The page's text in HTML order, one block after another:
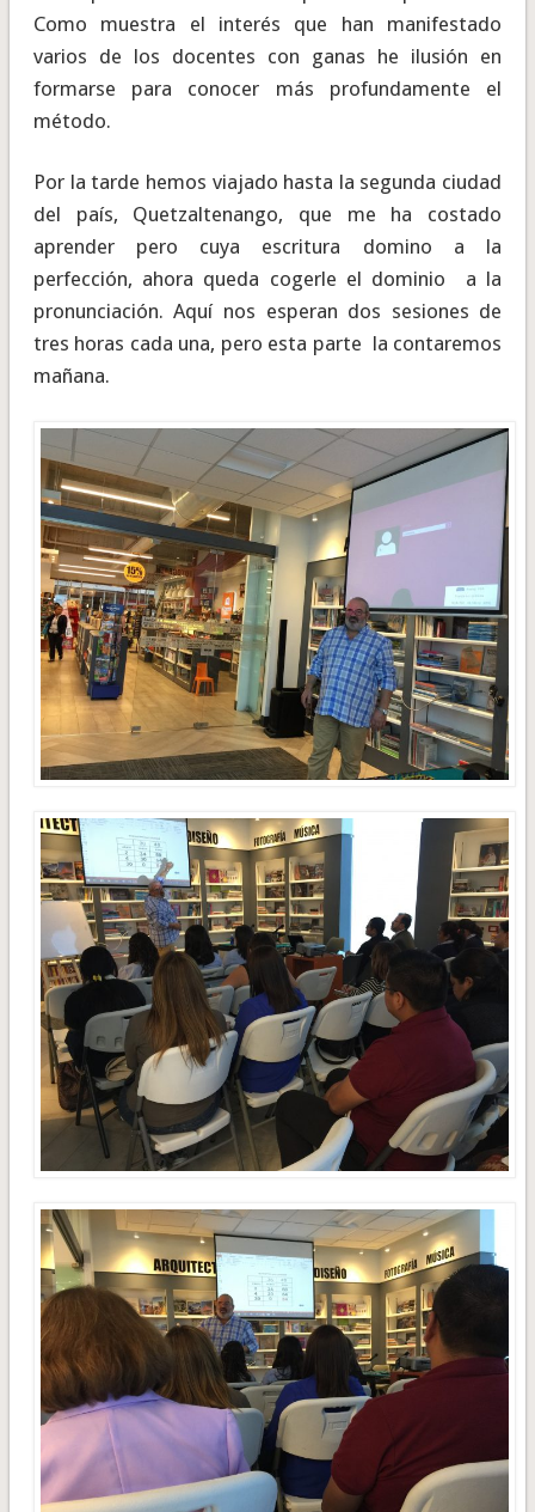
Como muestra el interés que han manifestado
varios de los docentes con ganas he ilusión en
formarse para conocer más profundamente el
método.
Por la tarde hemos viajado hasta la segunda ciudad
del país, Quetzaltenango, que me ha costado
aprender pero cuya escritura domino a la
perfección, ahora queda cogerle el dominio a la
pronunciación. Aquí nos esperan dos sesiones de
tres horas cada una, pero esta parte la contaremos
mañana.